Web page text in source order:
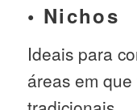
• Nichos
Ideais para
áreas em